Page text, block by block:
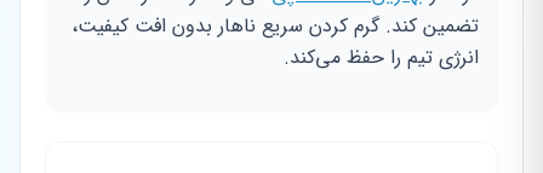
تضمین کند. گرم کردن سریع ناهار بدون افت کیفیت،
انرژی تیم را حفظ می‌کند.